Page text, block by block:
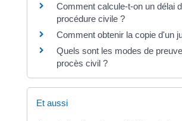
Comment calcule-t-on un délai
procédure civile ?
Comment obtenir la copie d'un
Quels sont les modes de
procès civil ?
Et aussi